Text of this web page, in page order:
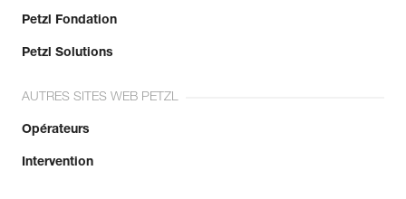
Petzl Fondation
Petzl Solutions
AUTRES SITES WEB PETZL
Opérateurs
Intervention